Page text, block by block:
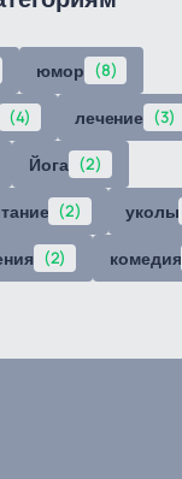
юмор (8)
(4) лечение (3)
Йога (2)
(2) уколы
(2) комедия